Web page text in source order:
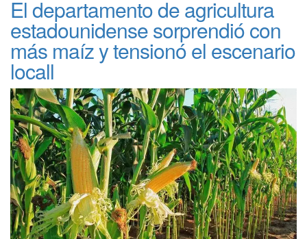
El departamento de agricultura
estadounidense sorprendió con
más maíz y tensionó el escenario
locall